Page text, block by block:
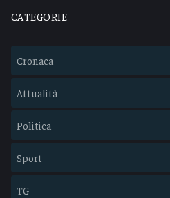
CATEGORIE
Cronaca
Attualità
Politica
Sport
TG